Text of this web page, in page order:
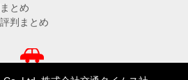
とめ
判まとめ